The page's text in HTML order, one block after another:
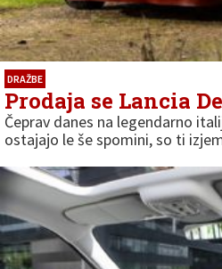
DRAŽBE
Prodaja se Lancia
Čeprav danes na legendarno
ostajajo le še spomini, so ti